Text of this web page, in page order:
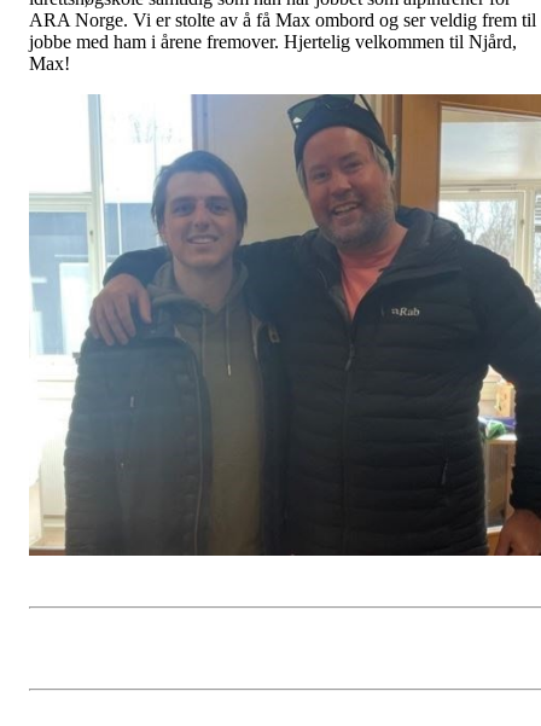
ARA Norge. Vi er stolte av å få Max ombord og ser veldig frem til
jobbe med ham i årene fremover. Hjertelig velkommen til Njård,
Max!